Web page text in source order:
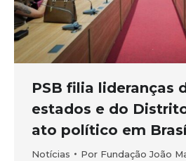
PSB filia lideranças
estados e do
ato político em
Notícias Por Fundação João